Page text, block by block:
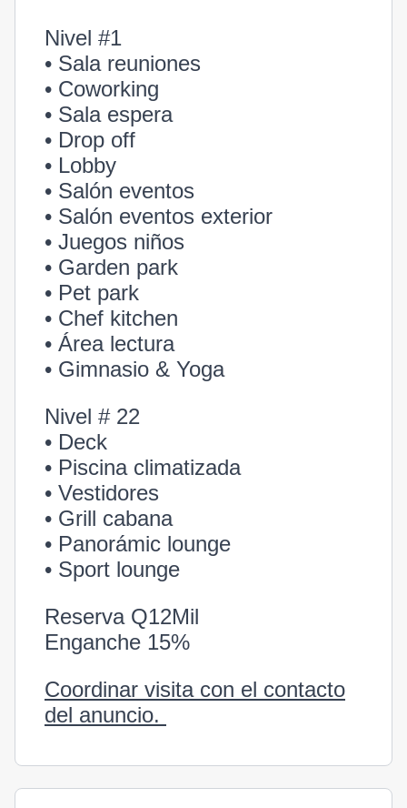
Nivel #1
• Sala reuniones
• Coworking
• Sala espera
• Drop off
• Lobby
• Salón eventos
• Salón eventos exterior
• Juegos niños
• Garden park
• Pet park
• Chef kitchen
• Área lectura
• Gimnasio & Yoga
Nivel # 22
• Deck
• Piscina climatizada
• Vestidores
• Grill cabana
• Panorámic lounge
• Sport lounge
Reserva Q12Mil
Enganche 15%
Coordinar visita con el contacto
del anuncio.